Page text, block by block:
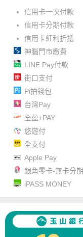
信用卡一次付款
信用卡分期付款
信用卡紅利折抵
神腦門市繳費
LINE Pay付款
街口支付
Pi拍錢包
台灣Pay
全盈+PAY
悠遊付
全支付
Apple Pay
銀角零卡-無卡分期
iPASS MONEY